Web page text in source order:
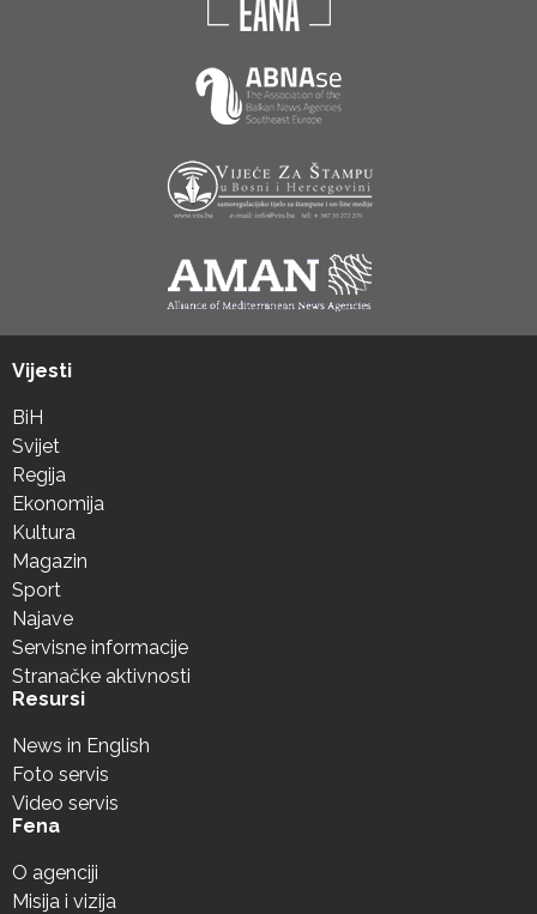
Vijesti
BiH
Svijet
Regija
Ekonomija
Kultura
Magazin
Sport
Najave
Servisne informacije
Stranačke aktivnosti
Resursi
News in English
Foto servis
Video servis
Fena
O agenciji
Misija i vizija